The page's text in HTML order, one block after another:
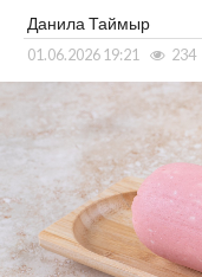
Данила Таймыр
01.06.2026 19:21 234